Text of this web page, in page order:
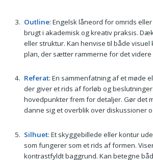
Outline: Engelsk låneord for omrids
brugt i akademisk og kreativ praksis.
eller struktur. Kan henvise til både visuel
plan, der sætter rammerne for det videre
Referat: En sammenfatning af et møde
der giver et rids af forløb og
hovedpunkter frem for detaljer. Gør det
danne sig et overblik over diskussioner
Silhuet: Et skyggebillede eller kontur
som fungerer som et rids af formen.
kontrastfyldt baggrund. Kan betegne